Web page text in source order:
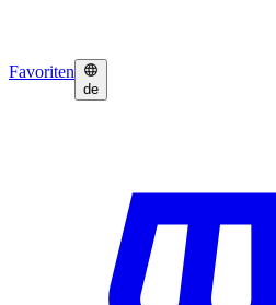
Favoriten
de